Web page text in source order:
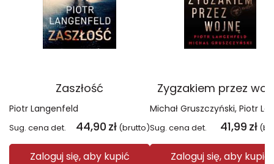
Zaszłość
Piotr Langenfeld
Sug. cena det. 44,90 zł (brutto)
Zaloguj się, aby kupić
Zygzakiem przez
Michał Gruszczyński Piotr
Sug. cena det. 41,99 zł
Zaloguj się, aby kupić